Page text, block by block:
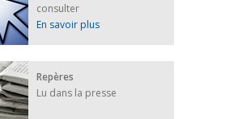
consulter
En savoir plus
Repères
Lu dans la presse